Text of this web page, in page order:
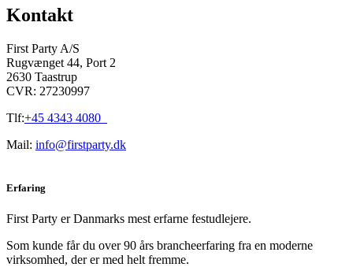
på
ramme
Kontakt
First Party A/S
Rugvænget 44, Port 2
2630 Taastrup
CVR: 27230997
Tlf:+45 4343 4080
Mail: info@firstparty.dk
Erfaring
First Party er Danmarks mest erfarne festudlejere.
Som kunde får du over 90 års brancheerfaring fra en moderne
virksomhed, der er med helt fremme.